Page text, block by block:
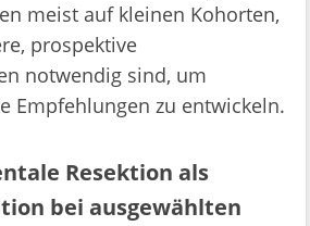
meist auf kleinen Kohorten,
prospektive
notwendig sind, um
Empfehlungen zu entwickeln.
Resektion als
bei ausgewählten